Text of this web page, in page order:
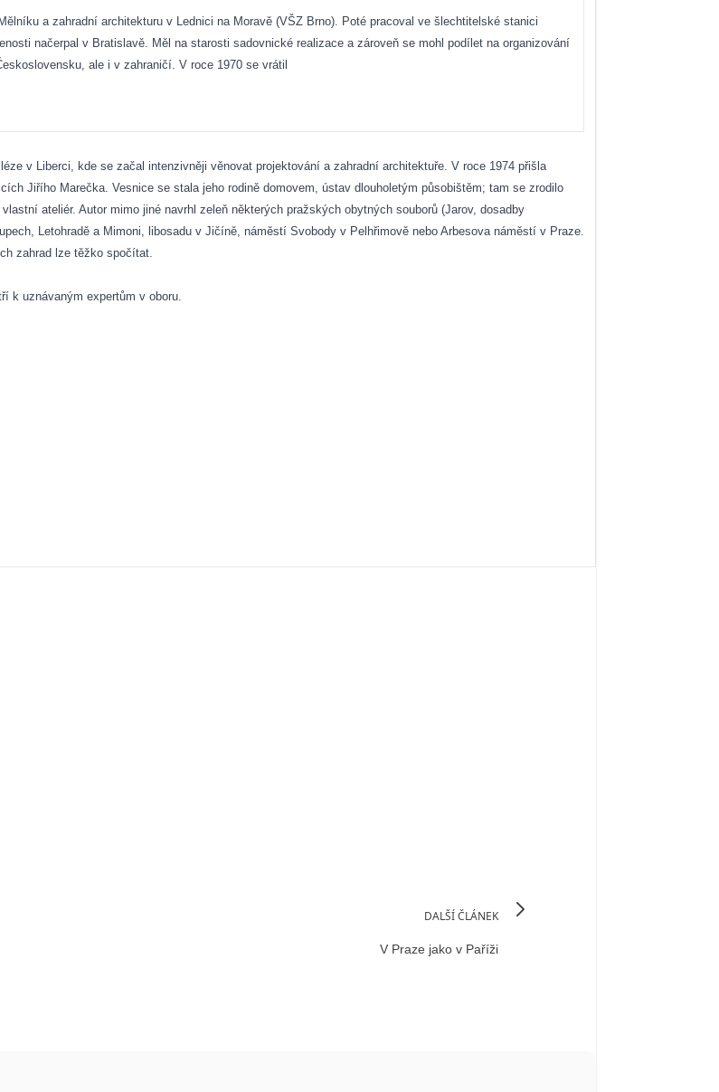
a zahradní architekturu v Lednici na Moravě (VŠZ Brno). Poté pracoval ve šlechtitelské stanici
načerpal v Bratislavě. Měl na starosti sadovnické realizace a zároveň se mohl podílet na organizování
ale i v zahraničí. V roce 1970 se vrátil
v Liberci, kde se začal intenzivněji věnovat projektování a zahradní architektuře. V roce 1974 přišla
Jiřího Marečka. Vesnice se stala jeho rodině domovem, ústav dlouholetým působištěm; tam se zrodilo
ateliér. Autor mimo jiné navrhl zeleň některých pražských obytných souborů (Jarov, dosadby
Letohradě a Mimoni, libosadu v Jičíně, náměstí Svobody v Pelhřimově nebo Arbesova náměstí v Praze.
zahrad lze těžko spočítat.
k uznávaným expertům v oboru.
DALŠÍ ČLÁNEK
V Praze jako v Paříži